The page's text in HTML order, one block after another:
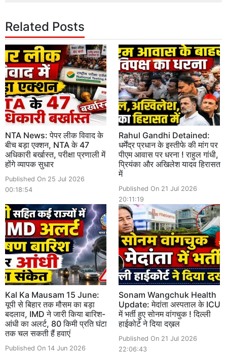
Related Posts
NTA News: पेपर लीक विवाद के
बीच बड़ा एक्शन, NTA के 47
अधिकारी बर्खास्त, परीक्षा प्रणाली में
होंगे व्यापक सुधार
Published On 25 Jul 2026
00:18:54
Rahul Gandhi Detained:
धर्मेंद्र प्रधान के इस्तीफे की मांग पर
पीएम आवास पर धरना ! राहुल गांधी,
प्रियंका और अखिलेश यादव हिरासत
में
Published On 21 Jul 2026
20:11:19
Kal Ka Mausam 15 June:
यूपी से बिहार तक मौसम का बड़ा
बदलाव, IMD ने जारी किया बारिश-
आंधी का अलर्ट, 80 किमी प्रति घंटा
तक चल सकती हैं हवाएं
Published On 14 Jun 2026
Sonam Wangchuk Health
Update: मेदांता अस्पताल के ICU
में भर्ती हुए सोनम वांगचुक ! दिल्ली
हाईकोर्ट ने दिया दख़ल
Published On 21 Jul 2026
22:06:43